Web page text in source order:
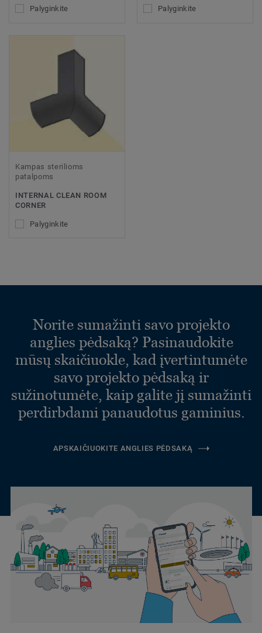
Palyginkite Palyginkite
Kampas sterilioms
patalpoms
INTERNAL CLEAN ROOM
CORNER
Palyginkite
Norite sumažinti savo projekto
anglies pėdsaką? Pasinaudokite
mūsų skaičiuokle, kad įvertintumėte
savo projekto pėdsaką ir
sužinotumėte, kaip galite jį sumažinti
perdirbdami panaudotus gaminius.
APSKAIČIUOKITE ANGLIES PĖDSAKĄ